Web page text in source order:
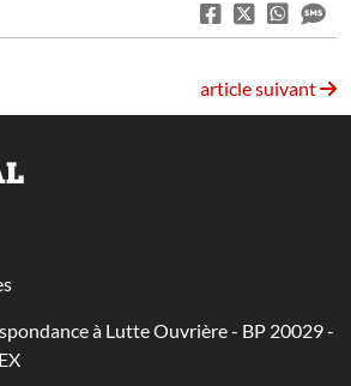
article suivant
à Lutte Ouvrière - BP 20029 -